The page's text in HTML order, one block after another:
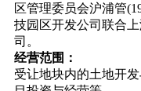
区管理委员会沪浦管
技园区开发公司联合
司。
经营范围：
受让地块内的土地开